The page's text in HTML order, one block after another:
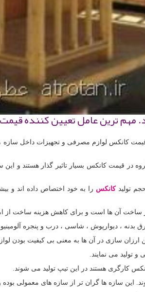
ترین عامل تعیین كننده
در قیمت کانکس بسیار تاثیر گذار هستند و
تولیدکانکس را به خود اختصاص داده اند و
ساخت آن ها است و برای کاهش هزینه ساخت از
، دیوارپوش ، شاسی ، درب و پنجره
ارزان سازی در آن ها به معنی بی کیفیت بودن
می نمایند.
کارگری هستند در این تیپ تولید می شوند.
سازه ها گران تر از سازه های معمولی بوده و